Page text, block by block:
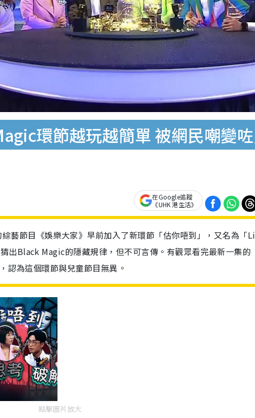
環節越玩越簡單 被網民嘲變
在Google追蹤
《UHK 港生活》
藝節目《娛樂大家》早前加入了新環節「估你唔到」，又名為「
出Black Magic的隱藏規律，但不可言傳。有觀眾看完最新一集的
認為這個環節與兒童節目無異。
點擊圖片放大